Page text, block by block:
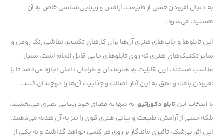
به دنبال افزودن حسی از طبیعت، آرامش و زیبایی‌شناسی خاص به آن
هستید، می‌شود.
این تابلوها و چاپ‌های هنری آن‌ها برای کارهای تکسچر، نقاشی رنگ روغن و
سایر تکنیک‌های هنری که روی تابلوهای چاپی قابل انجام است، بسیار
مناسب هستند. این قابلیت به هنرمندان و طراحان داخلی اجازه می‌دهد تا با
افزودن بافت و عمق به این آثار، اصالت و جذابیت آن‌ها را دوچندان کنند.
با انتخاب اینتابلو دکوراتیو، نه تنها به فضای خود زیبایی بصری می‌بخشید،
بلکه حسی از آرامش، طبیعت و بیانی هنری قوی را نیز به آن هدیه می‌دهید.
این اثر، بی‌شک، تأثیری ماندگار بر روی هر کسی خواهد گذاشت و به یکی از